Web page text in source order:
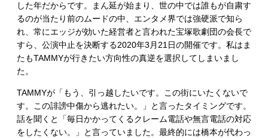
した年だからです。まん延が始まり、世の中では誰もが自粛す
るのが当たり前のムードの中、エンタメ界では強硬派で知ら
れ、常にエッジが効いた経営者と言われた宝塚歌劇団の会長で
すら、公演中止を決断する2020年3月21日の開催です。私はま
たもTAMMYが行きたい方向性の真逆を選択してしまいまし
た。
TAMMYが「もう、引っ越したいです。この街にいたくないで
す。この誹謗中傷から逃れたい。」と言ったタイミングです。
話を聞くと「毎日かかってくるクレーム電話や無言電話の対応
をしたくない。」と言っていました。最終的には橋本が代わっ